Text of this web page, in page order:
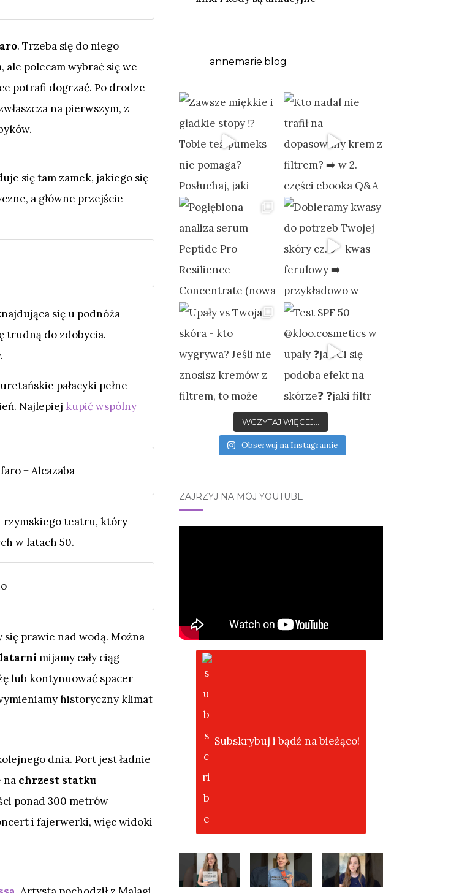
. Trzeba się do niego
polecam wybrać się we
potrafi dogrzać. Po drodze
na pierwszym, z
się tam zamek, jakiego się
a główne przejście
się u podnóża
trudną do zdobycia.
pałacyki pełne
Najlepiej kupić wspólny
+ Alcazaba
rzymskiego teatru, który
w latach 50.
prawie nad wodą. Można
latarni mijamy cały ciąg
lub kontynuować spacer
historyczny klimat
dnia. Port jest ładnie
na chrzest statku
ponad 300 metrów
i fajerwerki, więc widoki
annemarie.blog
WCZYTAJ WIĘCEJ...
Obserwuj na Instagramie
ZAJRZYJ NA MÓJ YOUTUBE
Subskrybuj i bądź na bieżąco!